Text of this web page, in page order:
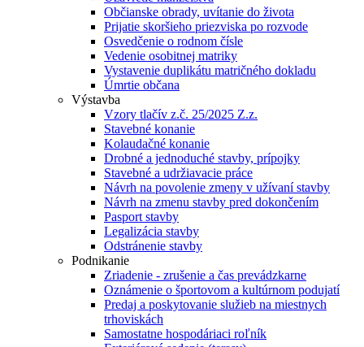
Občianske obrady, uvítanie do života
Prijatie skoršieho priezviska po rozvode
Osvedčenie o rodnom čísle
Vedenie osobitnej matriky
Vystavenie duplikátu matričného dokladu
Úmrtie občana
Výstavba
Vzory tlačív z.č. 25/2025 Z.z.
Stavebné konanie
Kolaudačné konanie
Drobné a jednoduché stavby, prípojky
Stavebné a udržiavacie práce
Návrh na povolenie zmeny v užívaní stavby
Návrh na zmenu stavby pred dokončením
Pasport stavby
Legalizácia stavby
Odstránenie stavby
Podnikanie
Zriadenie - zrušenie a čas prevádzkarne
Oznámenie o športovom a kultúrnom podujatí
Predaj a poskytovanie služieb na miestnych
trhoviskách
Samostatne hospodáriaci roľník